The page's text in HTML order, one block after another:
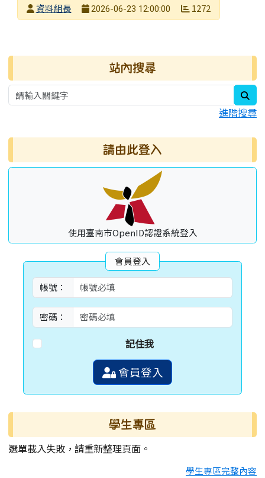
發布者
資料組長
2026-06-23 12:00:00 1272
右邊區域內容 站內搜尋
進階搜尋
請由此登入
使用臺南市OpenID認證系統登入
會員登入
帳號：
密碼：
記住我
會員登入
學生專區
選單載入失敗，請重新整理頁面。
學生專區完整內容